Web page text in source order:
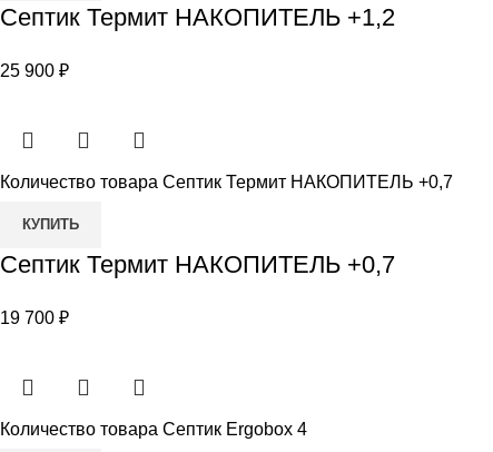
Септик Термит НАКОПИТЕЛЬ +1,2
25 900 ₽
Количество товара Септик Термит НАКОПИТЕЛЬ +0,7
КУПИТЬ
Септик Термит НАКОПИТЕЛЬ +0,7
19 700 ₽
Количество товара Септик Ergobox 4